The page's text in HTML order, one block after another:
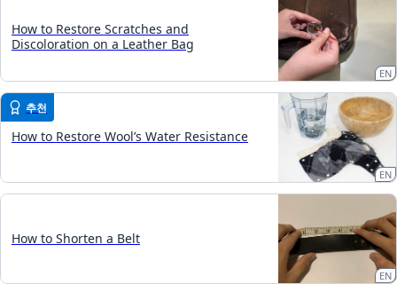
How to Restore Scratches and
Discoloration on a Leather Bag
EN
추천
How to Restore Wool’s Water Resistance
EN
How to Shorten a Belt
EN